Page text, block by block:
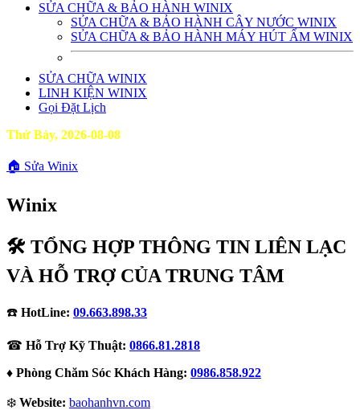
SỬA CHỮA & BẢO HÀNH WINIX
SỬA CHỮA & BẢO HÀNH CÂY NƯỚC WINIX
SỬA CHỮA & BẢO HÀNH MÁY HÚT ẨM WINIX
SỬA CHỮA WINIX
LINH KIỆN WINIX
Gọi Đặt Lịch
Thứ Bảy, 2026-08-08
🏠 Sửa Winix
Winix
🛠️ TỔNG HỢP THÔNG TIN LIÊN LẠC
VÀ HỖ TRỢ CỦA TRUNG TÂM
☎️ HotLine: 09.663.898.33
☎ Hỗ Trợ Kỹ Thuật: 0866.81.2818
♦ Phòng Chăm Sóc Khách Hàng: 0986.858.922
❄️ Website: baohanhvn.com